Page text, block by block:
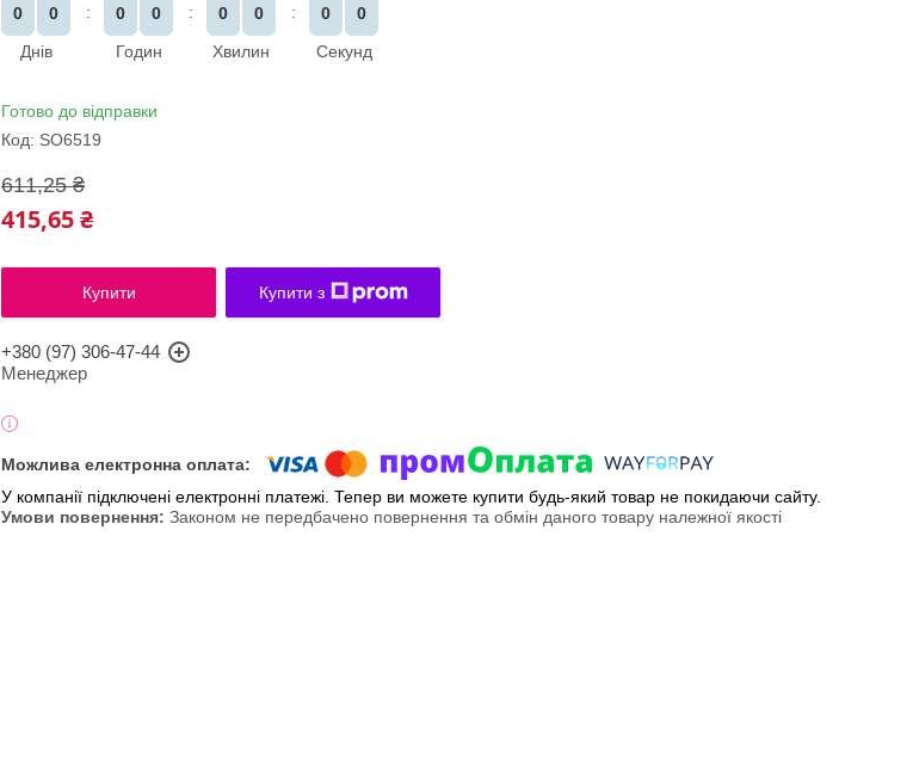
0
0
Днів
0
0
Годин
0
0
Хвилин
0
0
Секунд
Готово до відправки
Код: SO6519
611,25 ₴
415,65 ₴
Купити Купити з
+380 (97) 306-47-44
Менеджер
У компанії підключені електронні платежі. Тепер ви можете купити будь-який товар не покидаючи сайту.
Законом не передбачено повернення та обмін даного товару належної якості